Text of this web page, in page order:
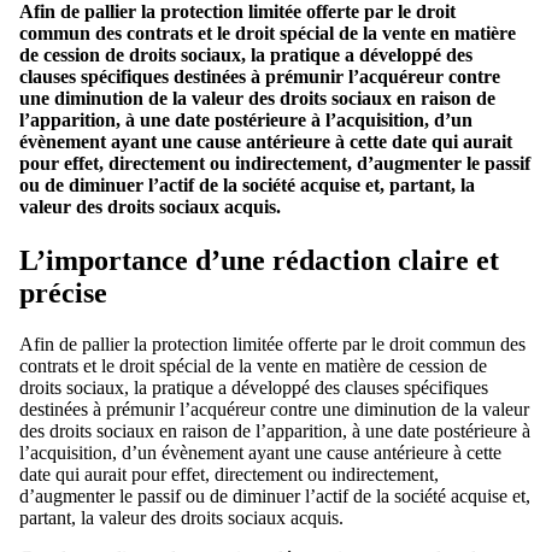
Afin de pallier la protection limitée offerte par le droit
commun des contrats et le droit spécial de la vente en matière
de cession de droits sociaux, la pratique a développé des
clauses spécifiques destinées à prémunir l’acquéreur contre
une diminution de la valeur des droits sociaux en raison de
l’apparition, à une date postérieure à l’acquisition, d’un
évènement ayant une cause antérieure à cette date qui aurait
pour effet, directement ou indirectement, d’augmenter le passif
ou de diminuer l’actif de la société acquise et, partant, la
valeur des droits sociaux acquis.
L’importance d’une rédaction claire et
précise
Afin de pallier la protection limitée offerte par le droit commun des
contrats et le droit spécial de la vente en matière de cession de
droits sociaux, la pratique a développé des clauses spécifiques
destinées à prémunir l’acquéreur contre une diminution de la valeur
des droits sociaux en raison de l’apparition, à une date postérieure à
l’acquisition, d’un évènement ayant une cause antérieure à cette
date qui aurait pour effet, directement ou indirectement,
d’augmenter le passif ou de diminuer l’actif de la société acquise et,
partant, la valeur des droits sociaux acquis.